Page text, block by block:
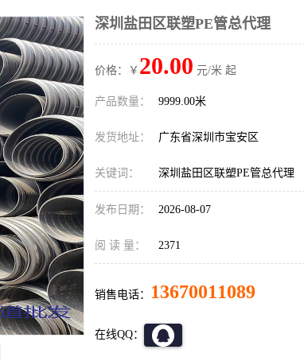
深圳盐田区联塑PE管总代理
价格：￥ 20.00 元/米 起
产品数量： 9999.00米
发货地址： 广东省深圳市宝安区
关键词： 深圳盐田区联塑PE管总代理
发布日期： 2026-08-07
阅 读 量： 2371
销售电话： 13670011089
在线QQ：